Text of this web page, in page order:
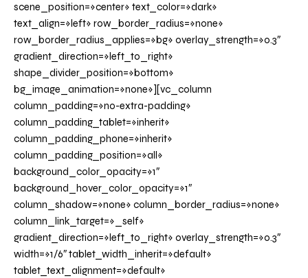
scene_position=»center» text_color=»dark»
text_align=»left» row_border_radius=»none»
row_border_radius_applies=»bg» overlay_strength=»0.3″
gradient_direction=»left_to_right»
shape_divider_position=»bottom»
bg_image_animation=»none»][vc_column
column_padding=»no-extra-padding»
column_padding_tablet=»inherit»
column_padding_phone=»inherit»
column_padding_position=»all»
background_color_opacity=»1″
background_hover_color_opacity=»1″
column_shadow=»none» column_border_radius=»none»
column_link_target=»_self»
gradient_direction=»left_to_right» overlay_strength=»0.3″
width=»1/6″ tablet_width_inherit=»default»
tablet_text_alignment=»default»